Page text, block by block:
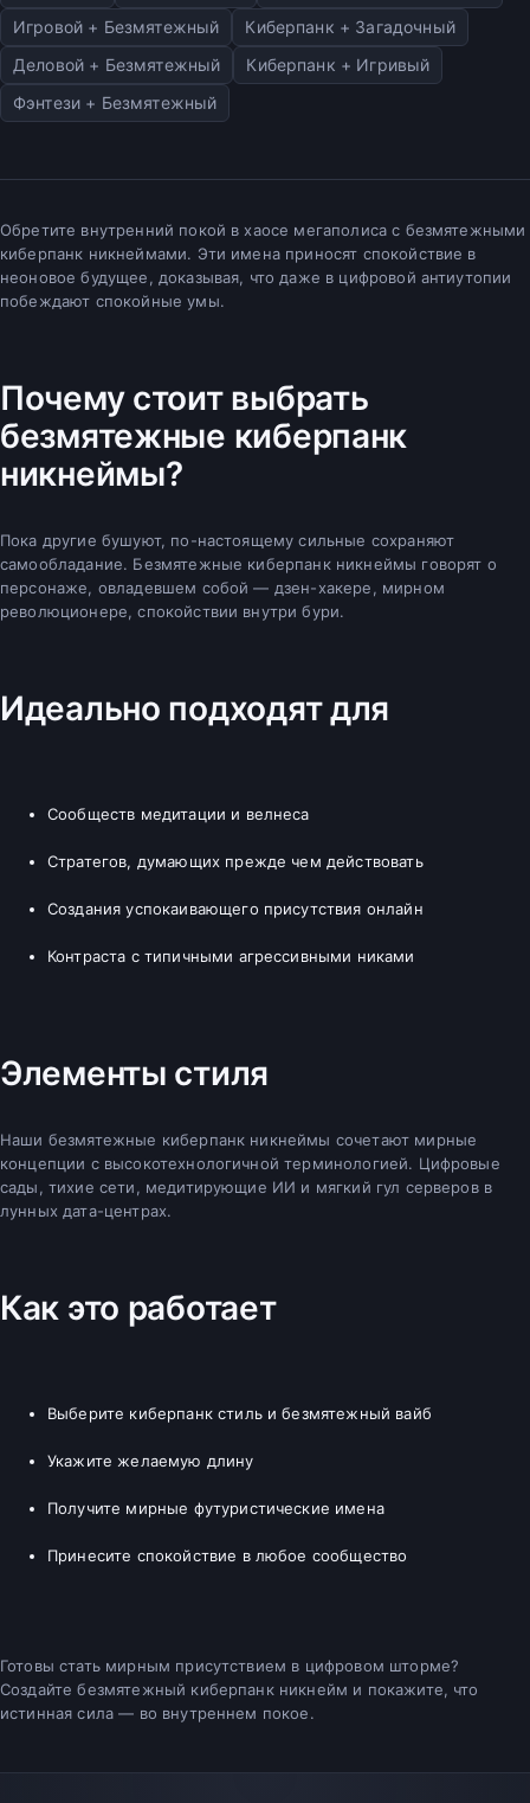
Игровой + Безмятежный
Киберпанк + Загадочный
Деловой + Безмятежный
Киберпанк + Игривый
Фэнтези + Безмятежный
Обретите внутренний покой в хаосе мегаполиса с безмятежными
киберпанк никнеймами. Эти имена приносят спокойствие в
неоновое будущее, доказывая, что даже в цифровой антиутопии
побеждают спокойные умы.
Почему стоит выбрать
безмятежные киберпанк
никнеймы?
Пока другие бушуют, по-настоящему сильные сохраняют
самообладание. Безмятежные киберпанк никнеймы говорят о
персонаже, овладевшем собой — дзен-хакере, мирном
революционере, спокойствии внутри бури.
Идеально подходят для
Сообществ медитации и велнеса
Стратегов, думающих прежде чем действовать
Создания успокаивающего присутствия онлайн
Контраста с типичными агрессивными никами
Элементы стиля
Наши безмятежные киберпанк никнеймы сочетают мирные
концепции с высокотехнологичной терминологией. Цифровые
сады, тихие сети, медитирующие ИИ и мягкий гул серверов в
лунных дата-центрах.
Как это работает
Выберите киберпанк стиль и безмятежный вайб
Укажите желаемую длину
Получите мирные футуристические имена
Принесите спокойствие в любое сообщество
Готовы стать мирным присутствием в цифровом шторме?
Создайте безмятежный киберпанк никнейм и покажите, что
истинная сила — во внутреннем покое.